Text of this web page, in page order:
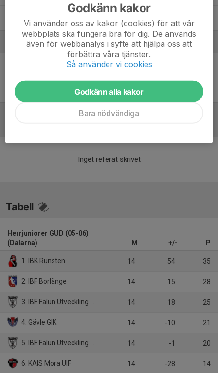
Ledare
Christoffer VestmarkTränare
Emil ÅkermarkTränare
Inget referat skrivet
Tabell
Herrjuniorer GUD (05-06)
(Dalarna)
M +/- P
1. IBK Runsten 14 54 35
2. IBF Borlänge 14 15 28
3. IBF Falun Utveckling Vit 14 18 25
4. Gävle GIK 14 -10 21
5. IBF Falun Utveckling Svart 14 -1 20
6. KAIS Mora UIF 14 -28 14
Godkänn kakor
Vi använder oss av kakor (cookies) för att vår
webbplats ska fungera bra för dig. De används
även för webbanalys i syfte att hjälpa oss att
förbättra våra tjänster.
Så använder vi cookies
Godkänn alla kakor
Bara nödvändiga